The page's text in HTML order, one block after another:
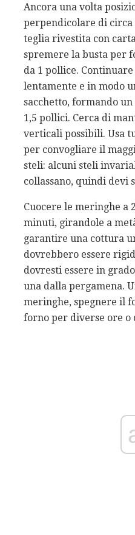
Ancora una volta
perpendicolare di circa
teglia rivestita con
spremere la busta per
da 1 pollice.
lentamente e in modo
sacchetto, formando
1,5 pollici. Cerca di
verticali possibili. Usa
per convogliare il
steli: alcuni steli
collassano, quindi devi
Cuocere le meringhe a
minuti, girandole a
garantire una cottura
dovrebbero essere
dovresti essere in
una dalla pergamena.
meringhe, spegnere il
forno per diverse ore o